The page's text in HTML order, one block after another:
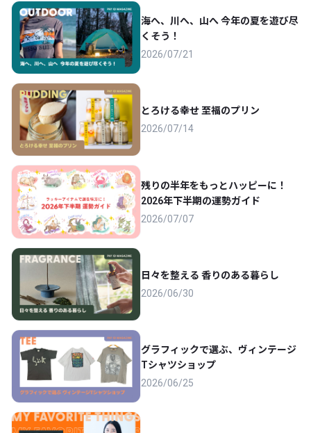
海へ、川へ、山へ 今年の夏を遊び尽
くそう！
2026/07/21
とろける幸せ 至福のプリン
2026/07/14
残りの半年をもっとハッピーに！
2026年下半期の運勢ガイド
2026/07/07
日々を整える 香りのある暮らし
2026/06/30
グラフィックで選ぶ、ヴィンテージ
Tシャツショップ
2026/06/25